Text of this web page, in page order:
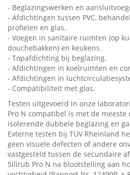
- Beglazingswerken en
- Afdichtingen tussen PVC,
profielen en glas.
- Voegen in sanitaire ruimten (op
douchebakken) en keukens.
- Topafdichting bij beglazing.
- Afdichtingen in koelruimten en
- Afdichtingen in
- Compatibiliteit met glas.
Testen uitgevoerd in onze
Pro N compatibel is met de
isolerende dubbele beglazing en
Externe testen bij TÜV Rheinland
geen visuele defecten of andere
vastgesteld tussen de secundaire
Silirub Pro N na blootstelling aan